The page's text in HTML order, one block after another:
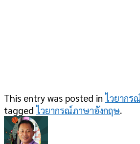
This entry was posted inไวยากร
taggedไวยากรณ์ภาษาอังกฤษ.